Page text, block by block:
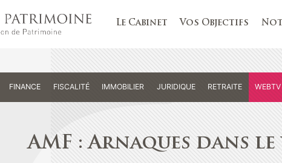
Le Cabinet Vos Objectifs
FINANCE FISCALITÉ IMMOBILIER JURIDIQUE RETRAITE WEBTV
AMF : Arnaques dans